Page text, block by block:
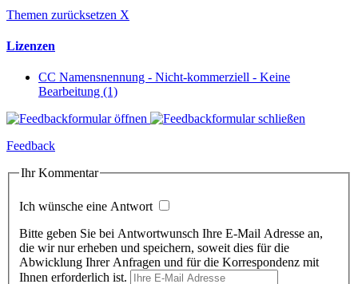
Themen zurücksetzen X
Lizenzen
CC Namensnennung - Nicht-kommerziell - Keine
Bearbeitung (1)
Feedback
Ihr Kommentar
Ich wünsche eine Antwort
Bitte geben Sie bei Antwortwunsch Ihre E-Mail Adresse an,
die wir nur erheben und speichern, soweit dies für die
Abwicklung Ihrer Anfragen und für die Korrespondenz mit
Ihnen erforderlich ist.